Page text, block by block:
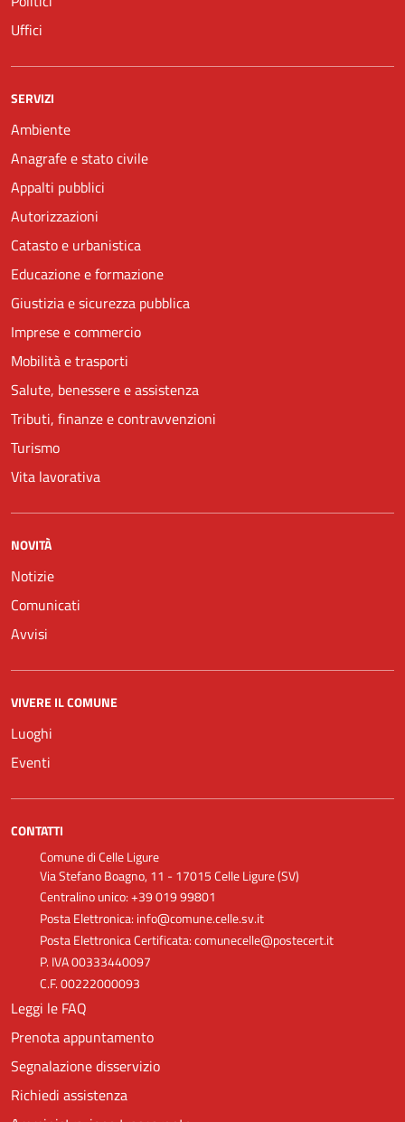
Uffici
SERVIZI
Ambiente
Anagrafe e stato civile
Appalti pubblici
Autorizzazioni
Catasto e urbanistica
Educazione e formazione
Giustizia e sicurezza pubblica
Imprese e commercio
Mobilità e trasporti
Salute, benessere e assistenza
Tributi, finanze e contravvenzioni
Turismo
Vita lavorativa
NOVITÀ
Notizie
Comunicati
Avvisi
VIVERE IL COMUNE
Luoghi
Eventi
CONTATTI
Comune di Celle Ligure
Via Stefano Boagno, 11 - 17015 Celle Ligure (SV)
Centralino unico: +39 019 99801
Posta Elettronica: info@comune.celle.sv.it
Posta Elettronica Certificata: comunecelle@postecert.it
P. IVA 00333440097
C.F. 00222000093
Leggi le FAQ
Prenota appuntamento
Segnalazione disservizio
Richiedi assistenza